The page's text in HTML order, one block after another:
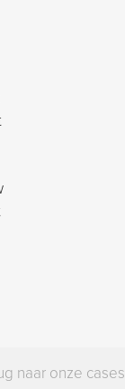
naar onze cases